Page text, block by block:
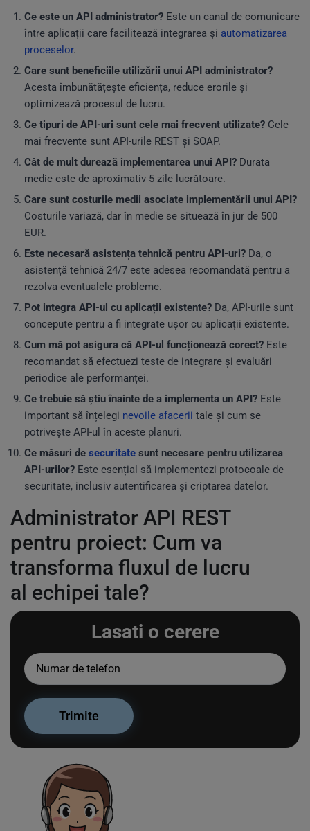
Ce este un API administrator? Este un canal de comunicare
între aplicații care facilitează integrarea și automatizarea
proceselor.
Care sunt beneficiile utilizării unui API administrator?
Acesta îmbunătățește eficiența, reduce erorile și
optimizează procesul de lucru.
Ce tipuri de API-uri sunt cele mai frecvent utilizate? Cele
mai frecvente sunt API-urile REST și SOAP.
Cât de mult durează implementarea unui API? Durata
medie este de aproximativ 5 zile lucrătoare.
Care sunt costurile medii asociate implementării unui API?
Costurile variază, dar în medie se situează în jur de 500
EUR.
Este necesară asistența tehnică pentru API-uri? Da, o
asistență tehnică 24/7 este adesea recomandată pentru a
rezolva eventualele probleme.
Pot integra API-ul cu aplicații existente? Da, API-urile sunt
concepute pentru a fi integrate ușor cu aplicații existente.
Cum mă pot asigura că API-ul funcționează corect? Este
recomandat să efectuezi teste de integrare și evaluări
periodice ale performanței.
Ce trebuie să știu înainte de a implementa un API? Este
important să înțelegi nevoile afacerii tale și cum se
potrivește API-ul în aceste planuri.
Ce măsuri de securitate sunt necesare pentru utilizarea
API-urilor? Este esențial să implementezi protocoale de
securitate, inclusiv autentificarea și criptarea datelor.
Administrator API REST
pentru proiect: Cum va
transforma fluxul de lucru
al echipei tale?
Lasati o cerere